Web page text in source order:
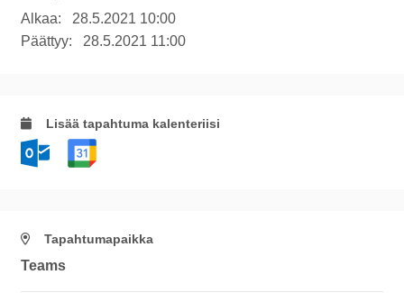
Alkaa: 28.5.2021 10:00
Päättyy: 28.5.2021 11:00
Lisää tapahtuma kalenteriisi
Tapahtumapaikka
Teams